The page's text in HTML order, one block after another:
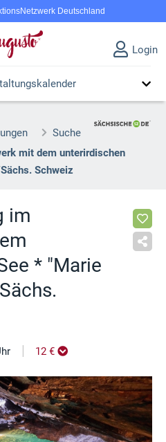
Deutschland
Login
Suche
mit dem unterirdischen
Schweiz
im
* "Marie
| 12 €